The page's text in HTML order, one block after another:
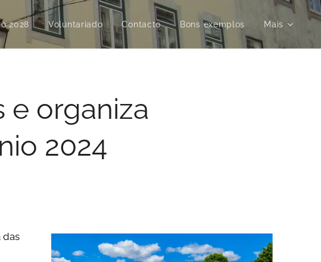
2028 Voluntariado Contacto Bons exemplos Mais
e organiza
2024
das